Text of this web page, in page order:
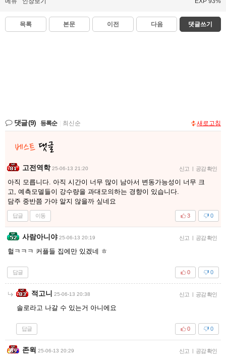
목록 본문 이전 다음 댓글쓰기
댓글(9) 등록순 최신순 새로고침
고전역학 25-06-13 21:20 신고 | 공감 확인
아직 모릅니다. 아직 시간이 너무 많이 남아서 변동가능성이 너무 크
고, 예측모델들이 강수량을 과대모의하는 경향이 있습니다.
담주 중반쯤 가야 알지 않을까 싶네요
답글 이동 0
3
사람아니야 25-06-13 20:19 신고 | 공감 확인
헐ㅋㅋㅋ 커플들 집에만 있겠네 ㅎ
답글 0
0
적고니 25-06-13 20:38 신고 | 공감 확인
솔로라고 나갈 수 있는거 아니에요
답글 0
0
존윅 25-06-13 20:29 신고 | 공감 확인